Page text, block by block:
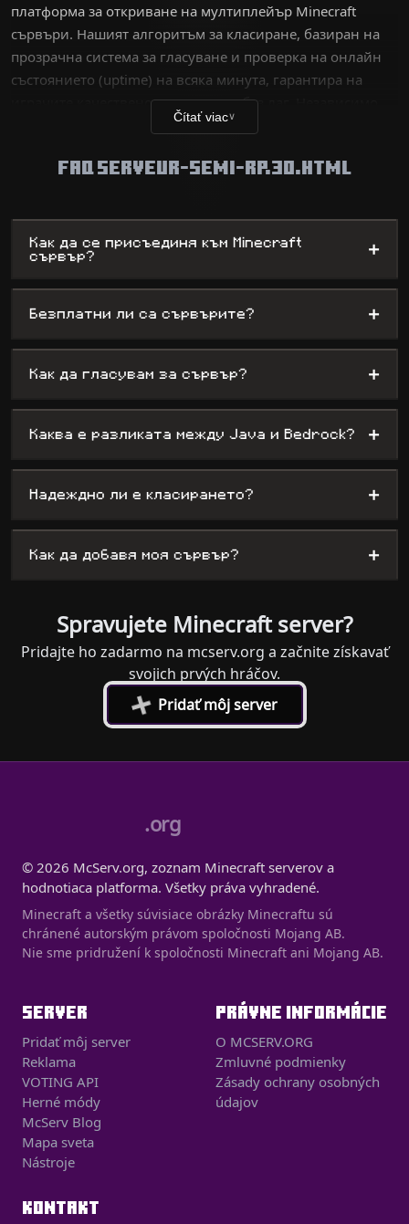
платформа за откриване на мултиплейър Minecraft
сървъри. Нашият алгоритъм за класиране, базиран на
прозрачна система за гласуване и проверка на онлайн
състоянието (uptime) на всяка минута, гарантира на
играчите качествено изживяване без лаг. Независимо
дали сте ветеран, търсещ техническо
забавление, нашата база данни изброява хиляди
мини-игри, като същевременно предлага на
администраторите максимална видимост.
Čítať viac∨
FAQ SERVEUR-SEMI-RP.30.HTML
Как да се присъединя към Minecraft
сървър?
+
Безплатни ли са сървърите? +
Как да гласувам за сървър? +
Каква е разликата между Java и Bedrock? +
Надеждно ли е класирането? +
Как да добавя моя сървър? +
Spravujete Minecraft server?
Pridajte ho zadarmo na mcserv.org a začnite získavať
svojich prvých hráčov.
+Pridať môj server
.org
© 2026 McServ.org, zoznam Minecraft serverov a
hodnotiaca platforma. Všetky práva vyhradené.
Minecraft a všetky súvisiace obrázky Minecraftu sú
chránené autorským právom spoločnosti Mojang AB.
Nie sme pridružení k spoločnosti Minecraft ani Mojang AB.
SERVER
Pridať môj server
Reklama
VOTING API
Herné módy
McServ Blog
Mapa sveta
Nástroje
PRÁVNE INFORMÁCIE
O MCSERV.ORG
Zmluvné podmienky
Zásady ochrany osobných
údajov
KONTAKT